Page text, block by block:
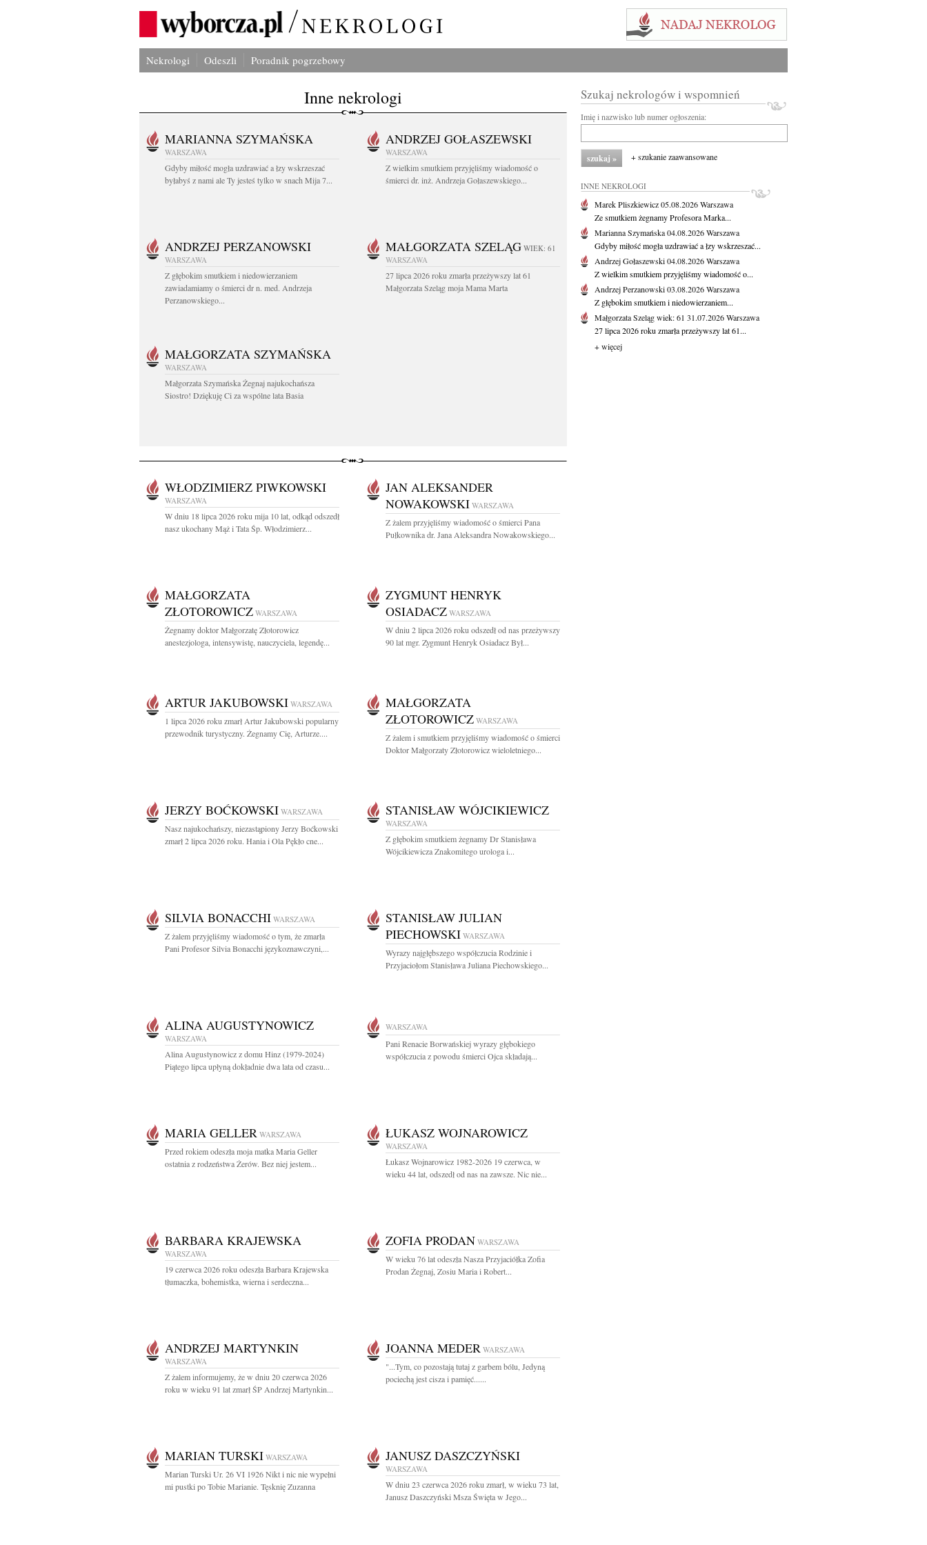
Nekrologi Odeszli Poradnik pogrzebowy
Inne nekrologi
MARIANNA SZYMAŃSKA
WARSZAWA
Gdyby miłość mogła uzdrawiać a łzy wskrzeszać
byłabyś z nami ale Ty jesteś tylko w snach Mija 7...
ANDRZEJ GOŁASZEWSKI
WARSZAWA
Z wielkim smutkiem przyjęliśmy wiadomość o
śmierci dr. inż. Andrzeja Gołaszewskiego...
ANDRZEJ PERZANOWSKI
WARSZAWA
Z głębokim smutkiem i niedowierzaniem
zawiadamiamy o śmierci dr n. med. Andrzeja
Perzanowskiego...
MAŁGORZATA SZELĄG WIEK: 61
WARSZAWA
27 lipca 2026 roku zmarła przeżywszy lat 61
Małgorzata Szeląg moja Mama Marta
MAŁGORZATA SZYMAŃSKA
WARSZAWA
Małgorzata Szymańska Żegnaj najukochańsza
Siostro! Dziękuję Ci za wspólne lata Basia
WŁODZIMIERZ PIWKOWSKI
WARSZAWA
W dniu 18 lipca 2026 roku mija 10 lat, odkąd odszedł
nasz ukochany Mąż i Tata Śp. Włodzimierz...
JAN ALEKSANDER
NOWAKOWSKI WARSZAWA
Z żalem przyjęliśmy wiadomość o śmierci Pana
Pułkownika dr. Jana Aleksandra Nowakowskiego...
MAŁGORZATA
ZŁOTOROWICZ WARSZAWA
Żegnamy doktor Małgorzatę Złotorowicz
anestezjologa, intensywistę, nauczyciela, legendę...
ZYGMUNT HENRYK
OSIADACZ WARSZAWA
W dniu 2 lipca 2026 roku odszedł od nas przeżywszy
90 lat mgr. Zygmunt Henryk Osiadacz Był...
ARTUR JAKUBOWSKI WARSZAWA
1 lipca 2026 roku zmarł Artur Jakubowski popularny
przewodnik turystyczny. Żegnamy Cię, Arturze....
MAŁGORZATA
ZŁOTOROWICZ WARSZAWA
Z żalem i smutkiem przyjęliśmy wiadomość o śmierci
Doktor Małgorzaty Złotorowicz wieloletniego...
JERZY BOĆKOWSKI WARSZAWA
Nasz najukochańszy, niezastąpiony Jerzy Boćkowski
zmarł 2 lipca 2026 roku. Hania i Ola Pękło cne...
STANISŁAW WÓJCIKIEWICZ
WARSZAWA
Z głębokim smutkiem żegnamy Dr Stanisława
Wójcikiewicza Znakomitego urologa i...
SILVIA BONACCHI WARSZAWA
Z żalem przyjęliśmy wiadomość o tym, że zmarła
Pani Profesor Silvia Bonacchi językoznawczyni,...
STANISŁAW JULIAN
PIECHOWSKI WARSZAWA
Wyrazy najgłębszego współczucia Rodzinie i
Przyjaciołom Stanisława Juliana Piechowskiego...
ALINA AUGUSTYNOWICZ
WARSZAWA
Alina Augustynowicz z domu Hinz (1979-2024)
Piątego lipca upłyną dokładnie dwa lata od czasu...
WARSZAWA
Pani Renacie Borwańskiej wyrazy głębokiego
współczucia z powodu śmierci Ojca składają...
MARIA GELLER WARSZAWA
Przed rokiem odeszła moja matka Maria Geller
ostatnia z rodzeństwa Żerów. Bez niej jestem...
ŁUKASZ WOJNAROWICZ
WARSZAWA
Łukasz Wojnarowicz 1982-2026 19 czerwca, w
wieku 44 lat, odszedł od nas na zawsze. Nic nie...
BARBARA KRAJEWSKA
WARSZAWA
19 czerwca 2026 roku odeszła Barbara Krajewska
tłumaczka, bohemistka, wierna i serdeczna...
ZOFIA PRODAN WARSZAWA
W wieku 76 lat odeszła Nasza Przyjaciółka Zofia
Prodan Żegnaj, Zosiu Maria i Robert...
ANDRZEJ MARTYNKIN
WARSZAWA
Z żalem informujemy, że w dniu 20 czerwca 2026
roku w wieku 91 lat zmarł ŚP Andrzej Martynkin...
JOANNA MEDER WARSZAWA
"...Tym, co pozostają tutaj z garbem bólu, Jedyną
pociechą jest cisza i pamięć......
MARIAN TURSKI WARSZAWA
Marian Turski Ur. 26 VI 1926 Nikt i nic nie wypełni
mi pustki po Tobie Marianie. Tęsknię Zuzanna
JANUSZ DASZCZYŃSKI
WARSZAWA
W dniu 23 czerwca 2026 roku zmarł, w wieku 73 lat,
Janusz Daszczyński Msza Święta w Jego...
Szukaj nekrologów i wspomnień
Imię i nazwisko lub numer ogłoszenia:
+ szukanie zaawansowane
INNE NEKROLOGI
Marek Pliszkiewicz05.08.2026Warszawa
Ze smutkiem żegnamy Profesora Marka...
Marianna Szymańska04.08.2026Warszawa
Gdyby miłość mogła uzdrawiać a łzy wskrzeszać...
Andrzej Gołaszewski04.08.2026Warszawa
Z wielkim smutkiem przyjęliśmy wiadomość o...
Andrzej Perzanowski03.08.2026Warszawa
Z głębokim smutkiem i niedowierzaniem...
Małgorzata Szelągwiek: 61 31.07.2026Warszawa
27 lipca 2026 roku zmarła przeżywszy lat 61...
+ więcej